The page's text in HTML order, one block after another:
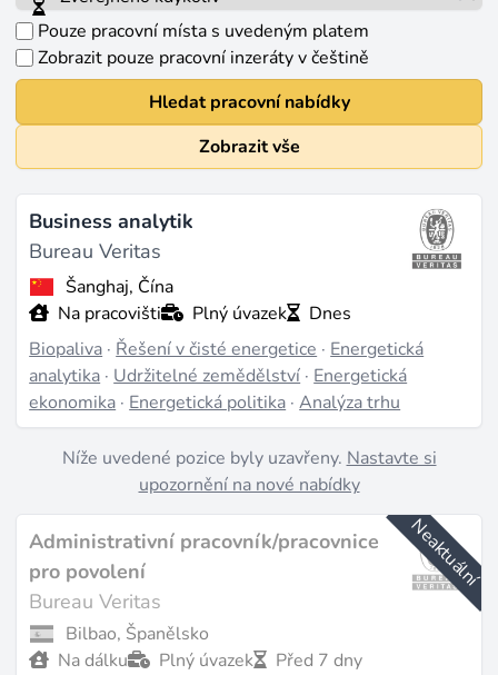
Pouze pracovní místa s uvedeným platem
Zobrazit pouze pracovní inzeráty v češtině
Hledat pracovní nabídky
Zobrazit vše
Business analytik
Bureau Veritas
Šanghaj, Čína
Na pracovišti
Plný úvazek
Dnes
Biopaliva · Řešení v čisté energetice · Energetická
analytika · Udržitelné zemědělství · Energetická
ekonomika · Energetická politika ·Analýza trhu
Níže uvedené pozice byly uzavřeny. Nastavte si
upozornění na nové nabídky
Neaktuální
Administrativní pracovník/pracovnice
pro povolení
Bureau Veritas
Bilbao, Španělsko
Na dálku
Plný úvazek
Před 7 dny